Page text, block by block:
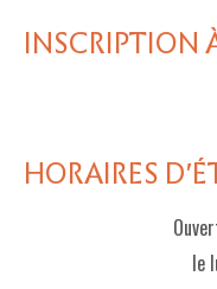
LES EXPOSITIONS
INSCRIPTION
HORAIRES
le